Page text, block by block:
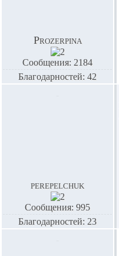
Prozerpina
Сообщения: 2184
Благодарностей: 42
perepelchuk
Сообщения: 995
Благодарностей: 23